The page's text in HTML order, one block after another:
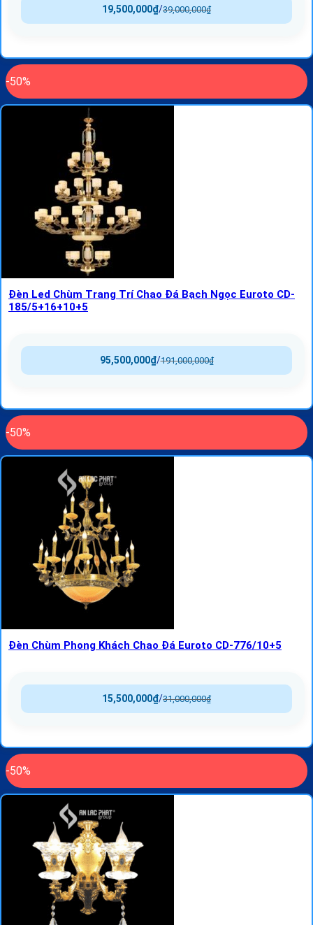
39,000,000₫
/
19,500,000₫
-50%
Đèn Led Chùm Trang Trí Chao Đá Bạch Ngọc Euroto CD-
185/5+16+10+5
191,000,000₫
/
95,500,000₫
-50%
Đèn Chùm Phong Khách Chao Đá Euroto CD-776/10+5
31,000,000₫
/
15,500,000₫
-50%